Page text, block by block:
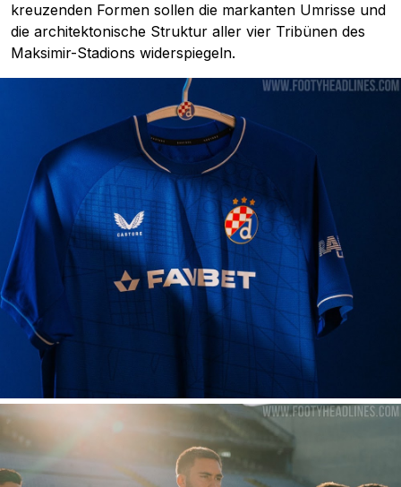
kreuzenden Formen sollen die markanten Umrisse und
die architektonische Struktur aller vier Tribünen des
Maksimir-Stadions widerspiegeln.